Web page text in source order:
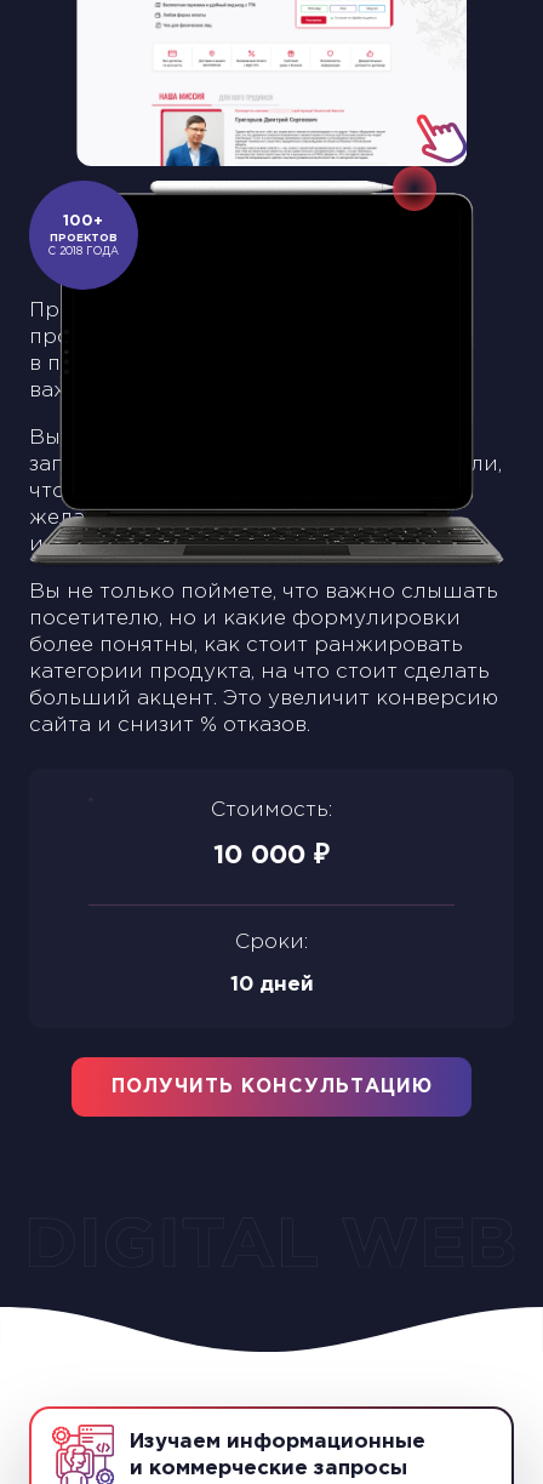
При выборе продукта или осознании
проблемы, люди вводят запросы
в поисковики (Google, Yandex) и этим
важно пользоваться.
Вы поймете как формулируют свои
запросы ваши потенциальные покупатели,
чтобы лучше понимать их проблемы,
желания, сомнения, вопросы, теплоту
и критерии выбора.
Вы не только поймете, что важно слышать
посетителю, но и какие формулировки
более понятны, как стоит ранжировать
категории продукта, на что стоит сделать
больший акцент. Это увеличит конверсию
сайта и снизит % отказов.
Стоимость:
10 000 ₽
Сроки:
10 дней
ПОЛУЧИТЬ КОНСУЛЬТАЦИЮ
100+
ПРОЕКТОВ
С 2018 ГОДА
Изучаем информационные
и коммерческие запросы